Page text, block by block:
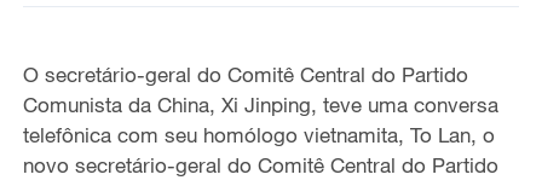
O secretário-geral do Comitê Central do Partido
Comunista da China, Xi Jinping, teve uma conversa
telefônica com seu homólogo vietnamita, To Lan, o
novo secretário-geral do Comitê Central do Partido